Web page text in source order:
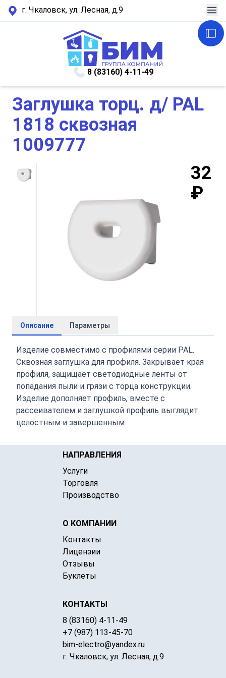
г. Чкаловск, ул. Лесная, д.9
8 (83160) 4-11-49
Заглушка торц. д/ РАL
1818 сквозная
1009777
32
₽
Описание Параметры
Изделие совместимо с профилями серии PAL.
Сквозная заглушка для профиля. Закрывает края
профиля, защищает светодиодные ленты от
попадания пыли и грязи с торца конструкции.
Изделие дополняет профиль, вместе с
рассеивателем и заглушкой профиль выглядит
целостным и завершенным.
НАПРАВЛЕНИЯ
Услуги
Торговля
Производство
О КОМПАНИИ
Контакты
Лицензии
Отзывы
Буклеты
КОНТАКТЫ
8 (83160) 4-11-49
+7 (987) 113-45-70
bim-electro@yandex.ru
г. Чкаловск, ул. Лесная, д.9